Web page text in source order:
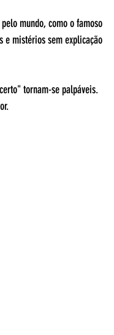
mundo, como o famoso
e mistérios sem explicação
tornam-se palpáveis.